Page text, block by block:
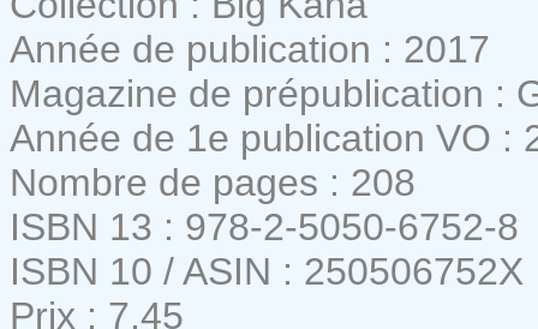
Année de publication : 2017
Magazine de prépublication :
Année de 1e publication VO :
Nombre de pages : 208
ISBN 13 : 978-2-5050-6752-8
ISBN 10 / ASIN : 250506752X
Prix : 7,45